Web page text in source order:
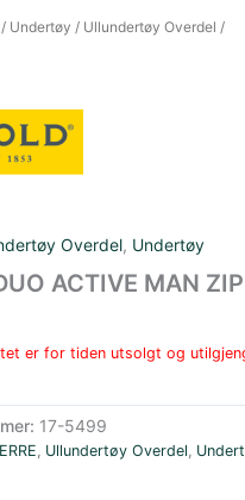
Undertøy / Ullundertøy Overdel /
Overdel, Undertøy
ACTIVE MAN
er for tiden utsolgt og
17-5499
, Ullundertøy Overdel,